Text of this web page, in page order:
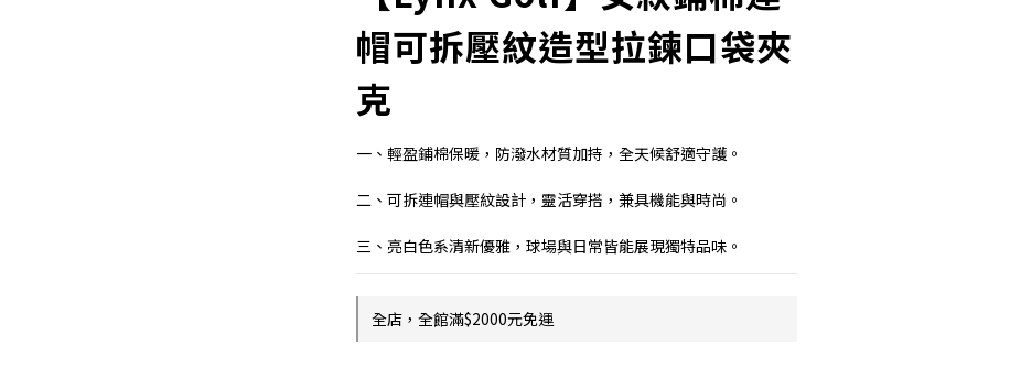
帽可拆壓紋造型拉鍊口袋夾
克
一、輕盈鋪棉保暖，防潑水材質加持，全天候舒適守護。
二、可拆連帽與壓紋設計，靈活穿搭，兼具機能與時尚。
三、亮白色系清新優雅，球場與日常皆能展現獨特品味。
全店，全館滿$2000元免運